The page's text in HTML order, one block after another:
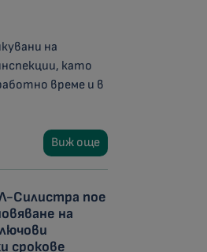
на
като
време и в
Виж още
Силистра пое
на
срокове